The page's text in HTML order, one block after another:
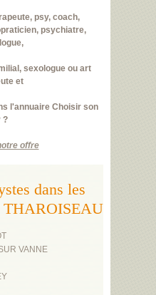
psy, coach,
psychiatre,
sexologue ou art
et
l'annuaire Choisir son
?
offre
dans les
THAROISEAU
VANNE